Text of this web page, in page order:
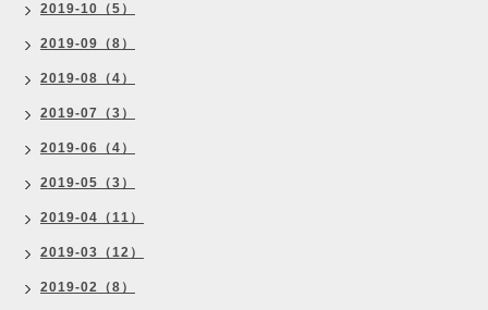
2019-10（5）
2019-09（8）
2019-08（4）
2019-07（3）
2019-06（4）
2019-05（3）
2019-04（11）
2019-03（12）
2019-02（8）